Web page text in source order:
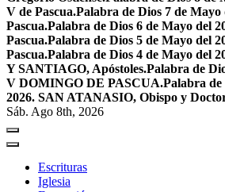
V de Pascua.Palabra de Dios 7 de Mayo
Pascua.Palabra de Dios 6 de Mayo del
Pascua.Palabra de Dios 5 de Mayo del
Pascua.Palabra de Dios 4 de Mayo del
Y SANTIAGO, Apóstoles.Palabra de
V DOMINGO DE PASCUA.Palabra de
2026. SAN ATANASIO, Obispo y
Sáb. Ago 8th, 2026
Escrituras
Iglesia